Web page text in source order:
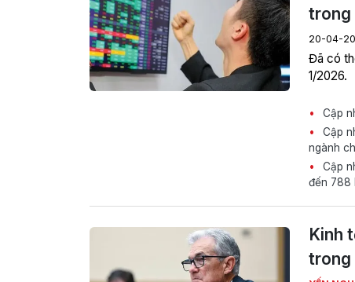
trong
20-04-
Đã có
1/2026.
Cập
Cập
ngành
Cập
đến 788
Kinh
trong